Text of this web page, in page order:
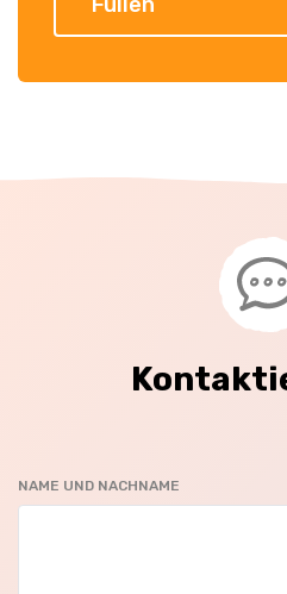
NAME UND NACHNAME